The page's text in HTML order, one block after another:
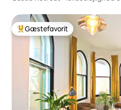
Bedste gæstefavorit
Gæstefavorit